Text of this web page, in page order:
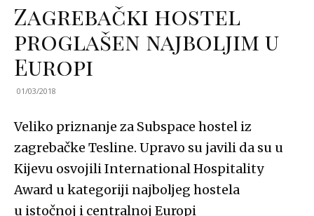
Zagrebački hostel
proglašen najboljim u
Europi
01/03/2018
Veliko priznanje za Subspace hostel iz
zagrebačke Tesline. Upravo su javili da su u
Kijevu osvojili International Hospitality
Award u kategoriji najboljeg hostela
u istočnoj i centralnoj Europi